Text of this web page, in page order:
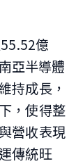
億
亞半導體
持成長，
，使得整
營收表現
傳統旺